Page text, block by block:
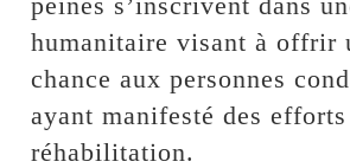
humanitaire visant à offrir
chance aux personnes
ayant manifesté des
réhabilitation.